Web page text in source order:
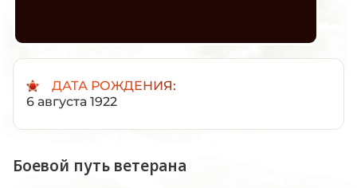
ДАТА РОЖДЕНИЯ:
6 августа 1922
Боевой путь ветерана